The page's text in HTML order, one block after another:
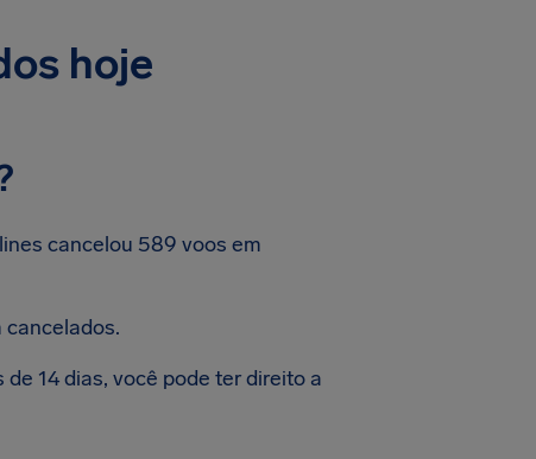
hoje
cancelou 589 voos em
cancelados.
14 dias, você pode ter direito a